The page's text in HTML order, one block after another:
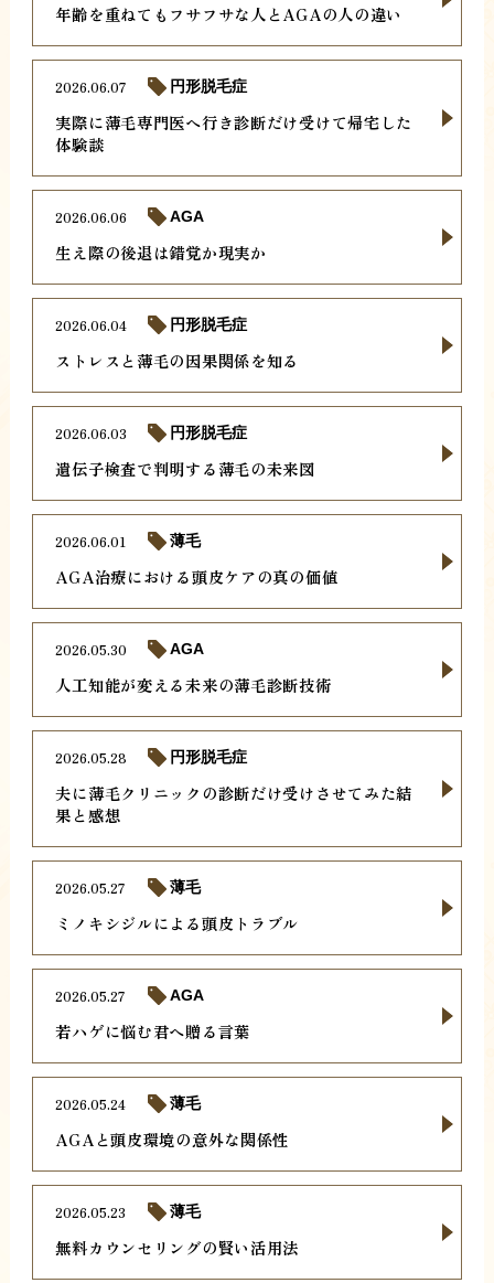
年齢を重ねてもフサフサな人とAGAの人の違い
実際に薄毛専門医へ行き診断だけ受けて帰宅した
体験談
2026.06.07 円形脱毛症
生え際の後退は錯覚か現実か
2026.06.06 AGA
ストレスと薄毛の因果関係を知る
2026.06.04 円形脱毛症
遺伝子検査で判明する薄毛の未来図
2026.06.03 円形脱毛症
AGA治療における頭皮ケアの真の価値
2026.06.01 薄毛
人工知能が変える未来の薄毛診断技術
2026.05.30 AGA
夫に薄毛クリニックの診断だけ受けさせてみた結
果と感想
2026.05.28 円形脱毛症
ミノキシジルによる頭皮トラブル
2026.05.27 薄毛
若ハゲに悩む君へ贈る言葉
2026.05.27 AGA
AGAと頭皮環境の意外な関係性
2026.05.24 薄毛
無料カウンセリングの賢い活用法
2026.05.23 薄毛